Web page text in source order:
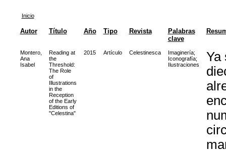
Inicio
Autor Título Año Tipo Revista
Palabras
clave
Montero,
Ana
Isabel
Reading at
the
Threshold:
The Role
of
Illustrations
in the
Reception
of the Early
Editions of
"Celestina"
2015 Artículo Celestinesca Imaginería;
Iconografía;
Ilustraciones
Ya